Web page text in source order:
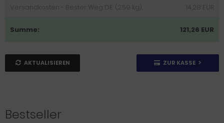
Versandkosten - Bester Weg DE: (2.59 kg):
14,28 EUR
Summe: 121,26 EUR
AKTUALISIEREN ZUR KASSE
Bestseller